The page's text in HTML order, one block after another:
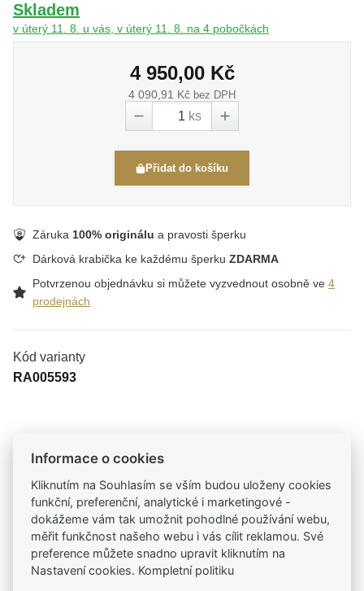
Skladem
v úterý 11. 8. u vás, v úterý 11. 8. na 4 pobočkách
4 950,00 Kč
4 090,91 Kč bez DPH
ks
Přidat do košíku
Záruka 100% originálu a pravosti šperku
Dárková krabička ke každému šperku ZDARMA
Potvrzenou objednávku si můžete vyzvednout osobně ve 4
prodejnách
Kód varianty
RA005593
Už od roku 2001 jsme součástí vašich příběhů
Široký výběr produktů
Na našem e-shopu máte výběr z tisíců šperků
Garance vysoké kvality
Informace o cookies
Kliknutím na Souhlasím se vším budou uloženy cookies
funkční, preferenční, analytické i marketingové -
dokážeme vám tak umožnit pohodlné používání webu,
měřit funkčnost našeho webu i vás cílit reklamou. Své
preference můžete snadno upravit kliknutím na
Nastavení cookies. Kompletní politiku